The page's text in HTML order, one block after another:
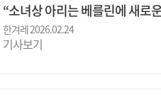
“소녀상 아리는 베를린에 새로
한겨레 2026.02.24
기사보기